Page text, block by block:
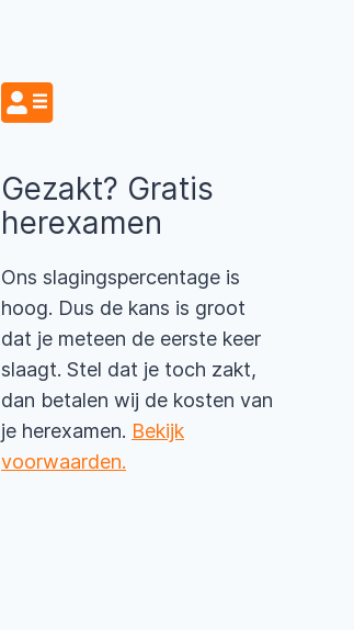
Gezakt? Gratis
herexamen
Ons slagingspercentage is
hoog. Dus de kans is groot
dat je meteen de eerste keer
slaagt. Stel dat je toch zakt,
dan betalen wij de kosten van
je herexamen. Bekijk
voorwaarden.